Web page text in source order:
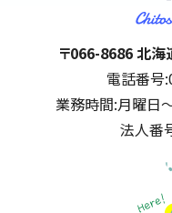
住所:
〒066-8686 北
電話番号:
業務時間:月曜日
法人番